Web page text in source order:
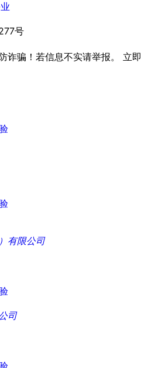
号
诈骗！若信息不实请举报。 立即
有限公司
司